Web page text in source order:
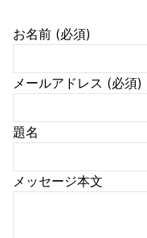
お名前 (必須)
メールアドレス (必須)
題名
メッセージ本文